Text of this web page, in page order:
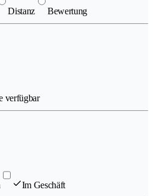
Distanz Bewertung
verfügbar
Im Geschäft